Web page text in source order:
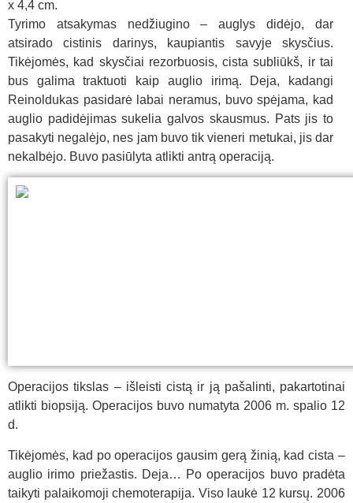
x 4,4 cm.
Tyrimo atsakymas nedžiugino – auglys didėjo, dar
atsirado cistinis darinys, kaupiantis savyje skysčius.
Tikėjomės, kad skysčiai rezorbuosis, cista subliūkš, ir tai
bus galima traktuoti kaip auglio irimą. Deja, kadangi
Reinoldukas pasidarė labai neramus, buvo spėjama, kad
auglio padidėjimas sukelia galvos skausmus. Pats jis to
pasakyti negalėjo, nes jam buvo tik vieneri metukai, jis dar
nekalbėjo. Buvo pasiūlyta atlikti antrą operaciją.
Operacijos tikslas – išleisti cistą ir ją pašalinti, pakartotinai
atlikti biopsiją. Operacijos buvo numatyta 2006 m. spalio 12
d.
Tikėjomės, kad po operacijos gausim gerą žinią, kad cista –
auglio irimo priežastis. Deja… Po operacijos buvo pradėta
taikyti palaikomoji chemoterapija. Viso laukė 12 kursų. 2006